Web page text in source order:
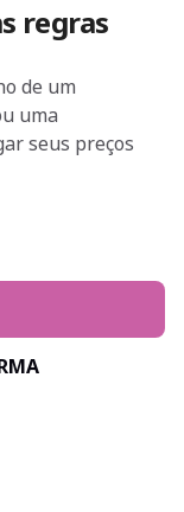
regras
de um
uma
seus preços